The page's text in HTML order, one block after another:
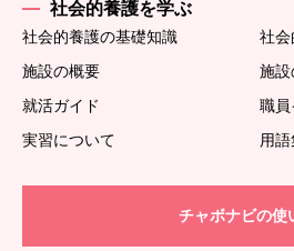
社会的養護を学ぶ
社会的養護の基礎知識
社会
施設の概要
施設
就活ガイド
職員
実習について
用
チャボナビの使